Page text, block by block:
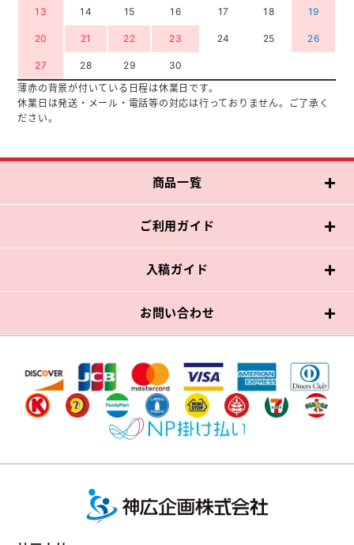
13 14 15 16 17 18 19
20 21 22 23 24 25 26
27 28 29
30
薄赤の背景が付いている日程は休業日です。
休業日は発送・メール・電話等の対応は行っておりません。ご了承く
ださい。
商品一覧
ご利用ガイド
入稿ガイド
お問い合わせ